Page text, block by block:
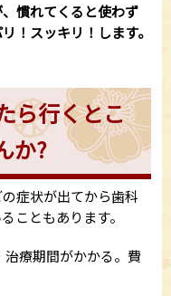
慣れてくると使わず
！スッキリ！します。
ら行くとこ
か?
症状が出てから歯科
こともあります。
治療期間がかかる。費